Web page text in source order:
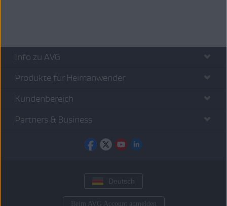
Info zu AVG
Produkte für Heimanwender
Kundenbereich
Partners & Business
Deutsch
Beim AVG Account anmelden